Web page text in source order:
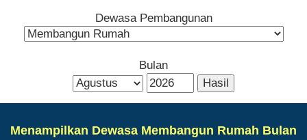
Dewasa Pembangunan
Bulan
Menampilkan Dewasa Membangun Rumah Bulan